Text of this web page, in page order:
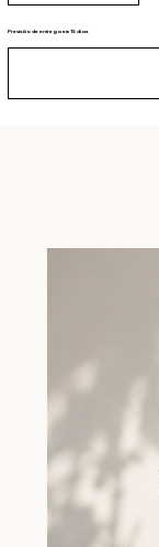
Previsão de entrega em 15 dias